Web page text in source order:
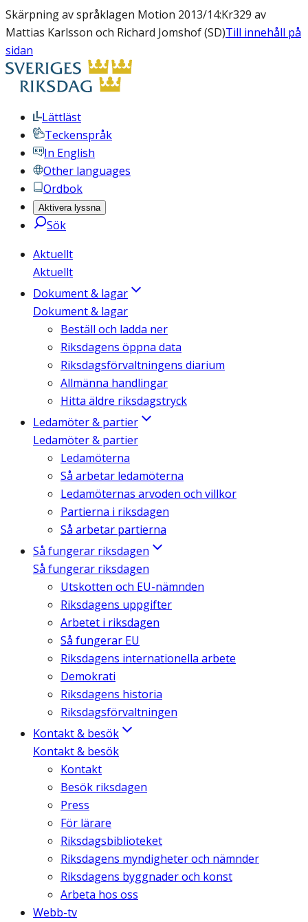
Skärpning av språklagen Motion 2013/14:Kr329 av
Mattias Karlsson och Richard Jomshof (SD)Till innehåll på
sidan
Lättläst
Teckenspråk
In English
Other languages
Ordbok
Aktivera lyssna
Sök
Aktuellt
Aktuellt
Dokument & lagar
Dokument & lagar
Beställ och ladda ner
Riksdagens öppna data
Riksdagsförvaltningens diarium
Allmänna handlingar
Hitta äldre riksdagstryck
Ledamöter & partier
Ledamöter & partier
Ledamöterna
Så arbetar ledamöterna
Ledamöternas arvoden och villkor
Partierna i riksdagen
Så arbetar partierna
Så fungerar riksdagen
Så fungerar riksdagen
Utskotten och EU-nämnden
Riksdagens uppgifter
Arbetet i riksdagen
Så fungerar EU
Riksdagens internationella arbete
Demokrati
Riksdagens historia
Riksdagsförvaltningen
Kontakt & besök
Kontakt & besök
Kontakt
Besök riksdagen
Press
För lärare
Riksdagsbiblioteket
Riksdagens myndigheter och nämnder
Riksdagens byggnader och konst
Arbeta hos oss
Webb-tv